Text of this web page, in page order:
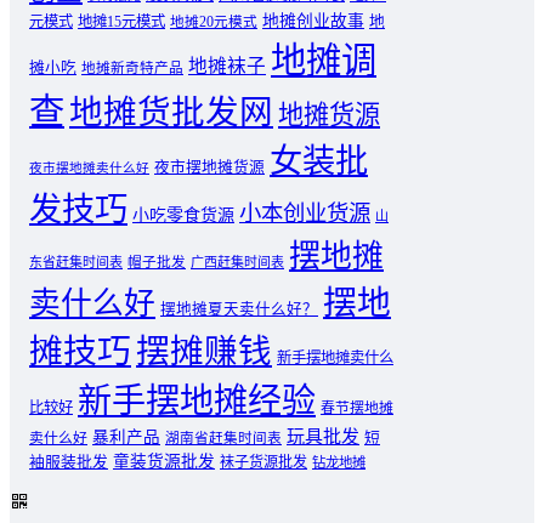
元模式 地摊15元模式 地摊20元模式 地摊创业故事 地
摊小吃 地摊新奇特产品 地摊袜子 地摊调
查地摊货批发网 地摊货源
夜市摆地摊卖什么好 夜市摆地摊货源 女装批
发技巧 小吃零食货源 小本创业货源 山
东省赶集时间表 帽子批发 广西赶集时间表 摆地摊
卖什么好 摆地摊夏天卖什么好？
摆地
摊技巧摆摊赚钱 新手摆地摊卖什么
比较好 新手摆地摊经验 春节摆地摊
卖什么好 暴利产品 湖南省赶集时间表 玩具批发 短
袖服装批发 童装货源批发 袜子货源批发 钻龙地摊